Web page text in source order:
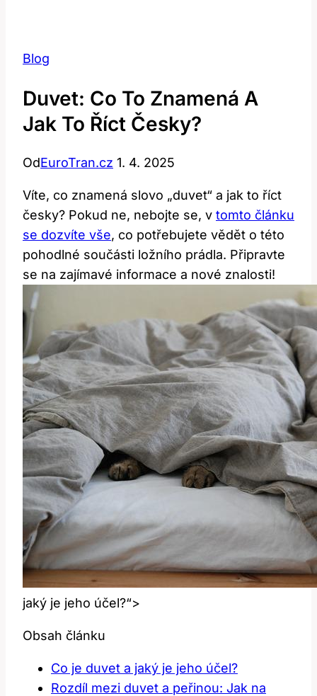
Blog
Duvet: Co To Znamená A
Jak To Říct Česky?
OdEuroTran.cz 1. 4. 2025
Víte, co znamená slovo „duvet“ a jak to říct
česky? Pokud ne, nebojte se, v tomto článku
se dozvíte vše, co potřebujete vědět o této
pohodlné součásti ložního prádla. Připravte
se na zajímavé informace a nové znalosti!
jaký je jeho účel?“>
Obsah článku
Co je duvet a jaký je jeho účel?
Rozdíl mezi duvet a peřinou: Jak na